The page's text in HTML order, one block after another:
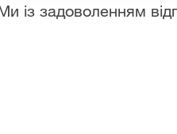
із задоволенням